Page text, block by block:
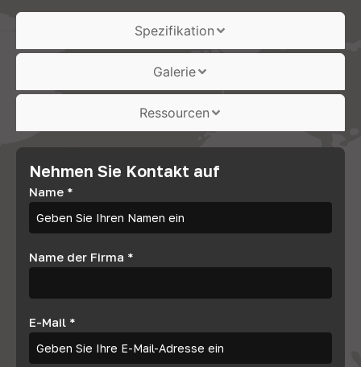
Spezifikation
Galerie
Ressourcen
Nehmen Sie Kontakt auf
Name *
Name der Firma *
E-Mail *